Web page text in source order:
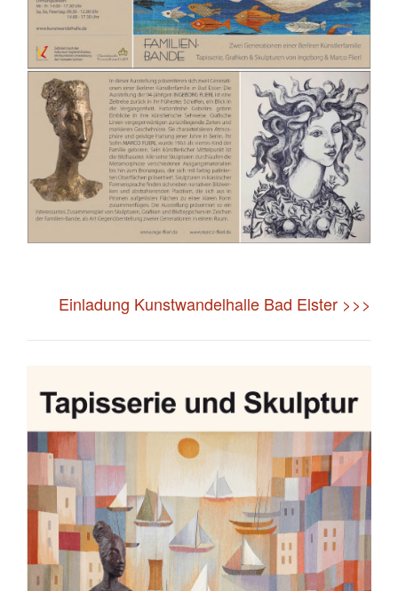
Einladung Kunstwandelhalle Bad Elster >>>